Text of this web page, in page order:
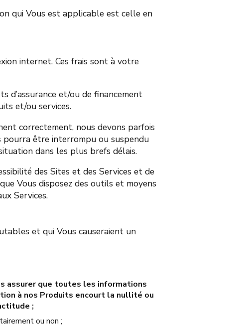
qui Vous est applicable est celle en
internet. Ces frais sont à votre
d’assurance et/ou de financement
et/ou services.
correctement, nous devons parfois
pourra être interrompu ou suspendu
dans les plus brefs délais.
des Sites et des Services et de
Vous disposez des outils et moyens
Services.
et qui Vous causeraient un
assurer que toutes les informations
à nos Produits encourt la nullité ou
;
ou non ;